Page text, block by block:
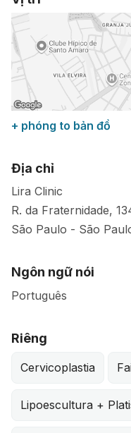
+ phóng to bản đồ
Địa chỉ
Lira Clinic
R. da Fraternidade,
São Paulo - São
Ngôn ngữ nói
Português
Riêng
Cervicoplastia
Lipoescultura +